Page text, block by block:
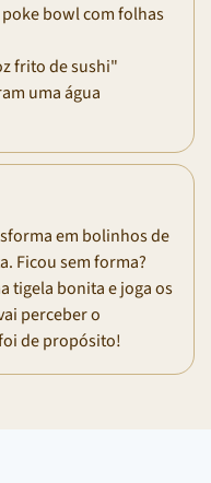
bowl com folhas
frito de sushi"
uma água
em bolinhos de
Ficou sem forma?
tigela bonita e joga os
perceber o
de propósito!